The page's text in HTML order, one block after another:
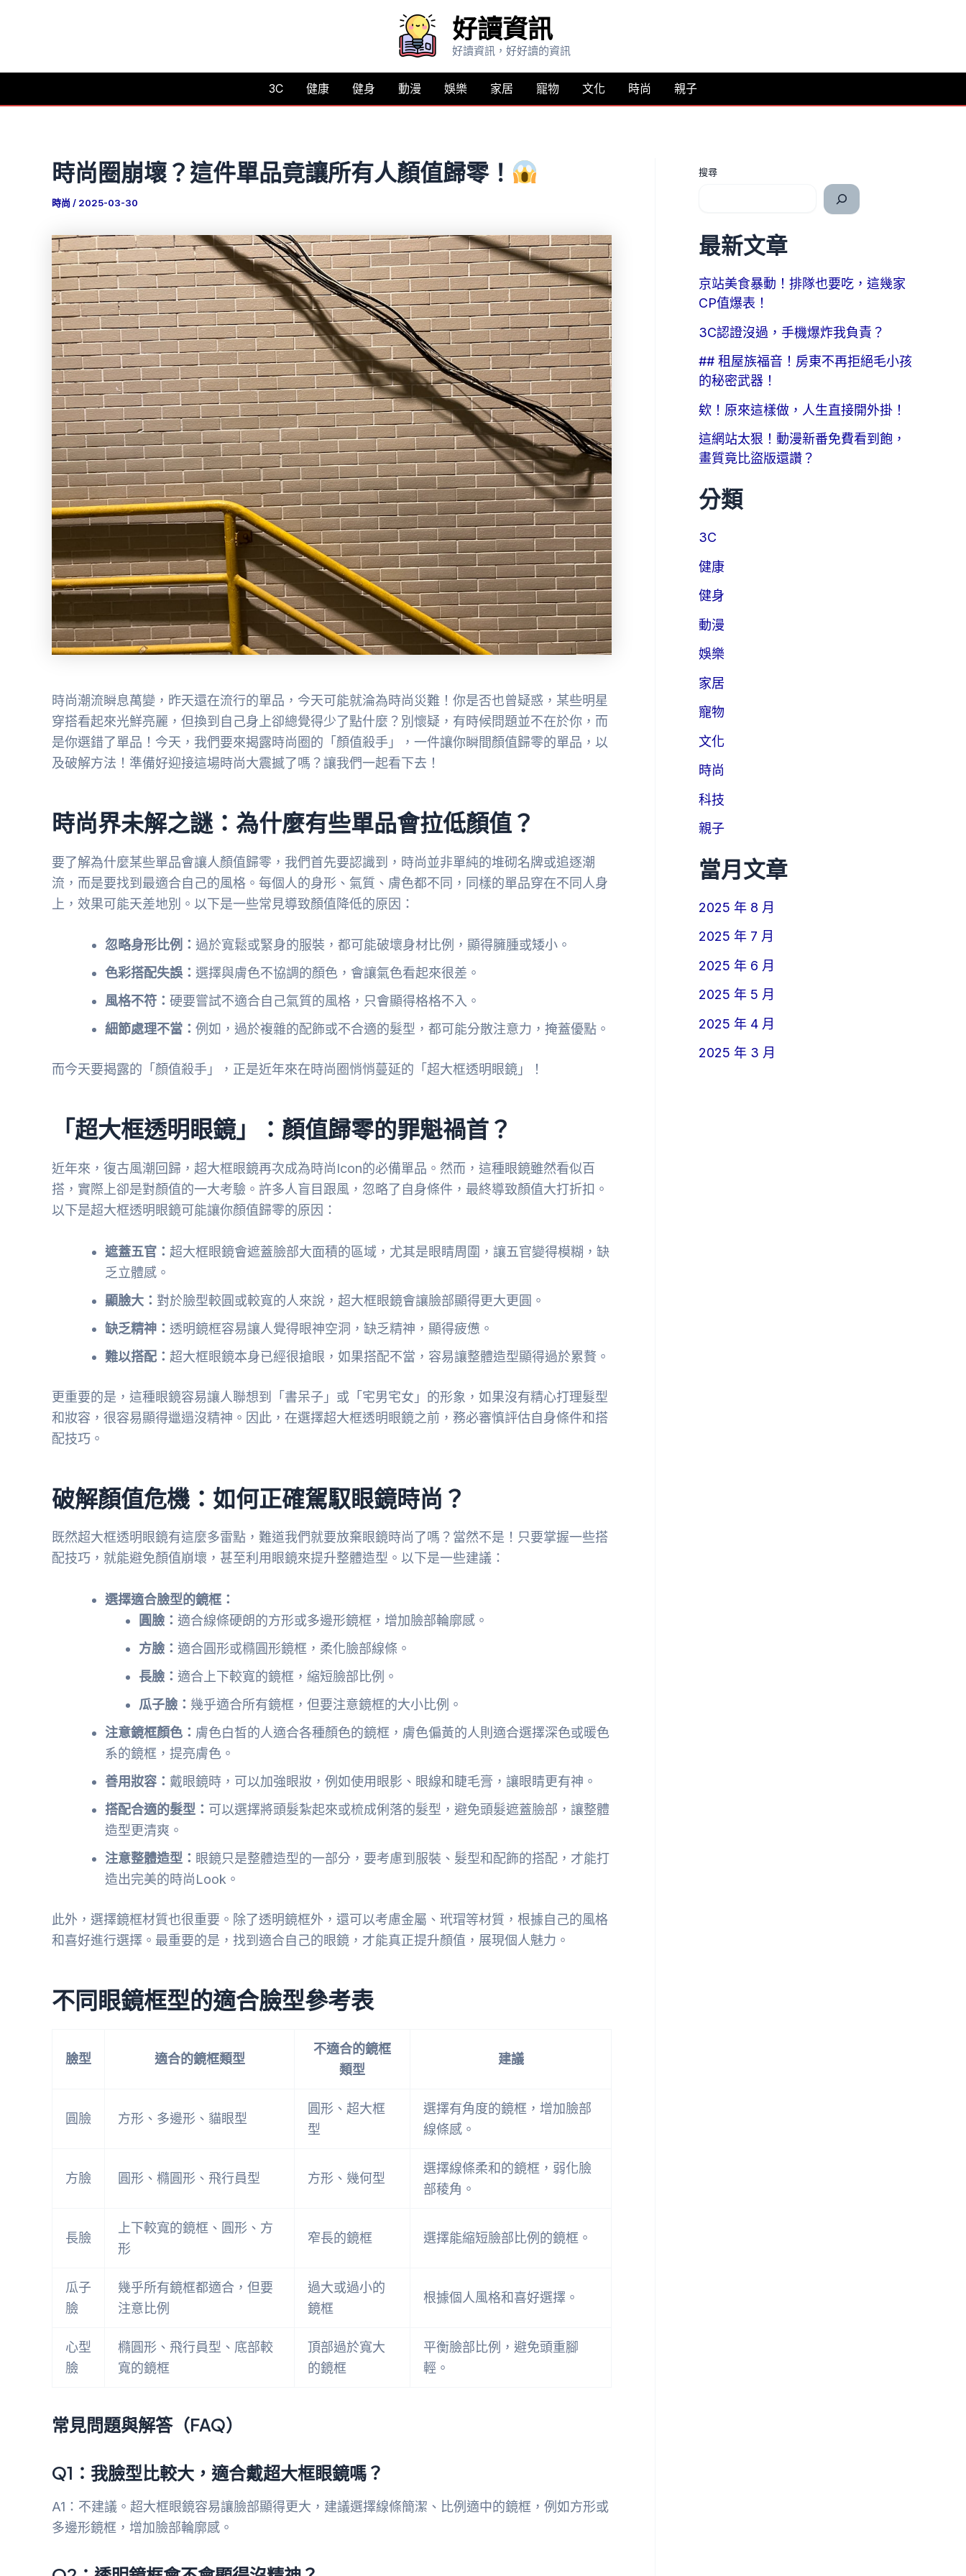
要
好讀資訊
好讀資訊，好好讀的資訊
3C 健康 健身 動漫 娛樂 家居 寵物 文化 時尚 親子
時尚圈崩壞？這件單品竟讓所有人顏值歸零！
時尚 / 2025-03-30
時尚潮流瞬息萬變，昨天還在流行的單品，今天可能就淪為時尚災難！你是否也曾疑惑，某些明星
穿搭看起來光鮮亮麗，但換到自己身上卻總覺得少了點什麼？別懷疑，有時候問題並不在於你，而
是你選錯了單品！今天，我們要來揭露時尚圈的「顏值殺手」，一件讓你瞬間顏值歸零的單品，以
及破解方法！準備好迎接這場時尚大震撼了嗎？讓我們一起看下去！
時尚界未解之謎：為什麼有些單品會拉低顏值？
要了解為什麼某些單品會讓人顏值歸零，我們首先要認識到，時尚並非單純的堆砌名牌或追逐潮
流，而是要找到最適合自己的風格。每個人的身形、氣質、膚色都不同，同樣的單品穿在不同人身
上，效果可能天差地別。以下是一些常見導致顏值降低的原因：
忽略身形比例： 過於寬鬆或緊身的服裝，都可能破壞身材比例，顯得臃腫或矮小。
色彩搭配失誤： 選擇與膚色不協調的顏色，會讓氣色看起來很差。
風格不符： 硬要嘗試不適合自己氣質的風格，只會顯得格格不入。
細節處理不當： 例如，過於複雜的配飾或不合適的髮型，都可能分散注意力，掩蓋優點。
而今天要揭露的「顏值殺手」，正是近年來在時尚圈悄悄蔓延的「超大框透明眼鏡」！
「超大框透明眼鏡」：顏值歸零的罪魁禍首？
近年來，復古風潮回歸，超大框眼鏡再次成為時尚Icon的必備單品。然而，這種眼鏡雖然看似百
搭，實際上卻是對顏值的一大考驗。許多人盲目跟風，忽略了自身條件，最終導致顏值大打折扣。
以下是超大框透明眼鏡可能讓你顏值歸零的原因：
遮蓋五官： 超大框眼鏡會遮蓋臉部大面積的區域，尤其是眼睛周圍，讓五官變得模糊，缺
乏立體感。
顯臉大： 對於臉型較圓或較寬的人來說，超大框眼鏡會讓臉部顯得更大更圓。
缺乏精神： 透明鏡框容易讓人覺得眼神空洞，缺乏精神，顯得疲憊。
難以搭配： 超大框眼鏡本身已經很搶眼，如果搭配不當，容易讓整體造型顯得過於累贅。
更重要的是，這種眼鏡容易讓人聯想到「書呆子」或「宅男宅女」的形象，如果沒有精心打理髮型
和妝容，很容易顯得邋遢沒精神。因此，在選擇超大框透明眼鏡之前，務必審慎評估自身條件和搭
配技巧。
破解顏值危機：如何正確駕馭眼鏡時尚？
既然超大框透明眼鏡有這麼多雷點，難道我們就要放棄眼鏡時尚了嗎？當然不是！只要掌握一些搭
配技巧，就能避免顏值崩壞，甚至利用眼鏡來提升整體造型。以下是一些建議：
選擇適合臉型的鏡框：
圓臉： 適合線條硬朗的方形或多邊形鏡框，增加臉部輪廓感。
方臉： 適合圓形或橢圓形鏡框，柔化臉部線條。
長臉： 適合上下較寬的鏡框，縮短臉部比例。
瓜子臉： 幾乎適合所有鏡框，但要注意鏡框的大小比例。
注意鏡框顏色： 膚色白皙的人適合各種顏色的鏡框，膚色偏黃的人則適合選擇深色或暖色
系的鏡框，提亮膚色。
善用妝容： 戴眼鏡時，可以加強眼妝，例如使用眼影、眼線和睫毛膏，讓眼睛更有神。
搭配合適的髮型： 可以選擇將頭髮紮起來或梳成俐落的髮型，避免頭髮遮蓋臉部，讓整體
造型更清爽。
注意整體造型： 眼鏡只是整體造型的一部分，要考慮到服裝、髮型和配飾的搭配，才能打
造出完美的時尚Look。
此外，選擇鏡框材質也很重要。除了透明鏡框外，還可以考慮金屬、玳瑁等材質，根據自己的風格
和喜好進行選擇。最重要的是，找到適合自己的眼鏡，才能真正提升顏值，展現個人魅力。
不同眼鏡框型的適合臉型參考表
臉型 適合的鏡框類型
不適合的鏡框
類型
建議
圓臉 方形、多邊形、貓眼型
圓形、超大框
型
選擇有角度的鏡框，增加臉部
線條感。
方臉 圓形、橢圓形、飛行員型 方形、幾何型
選擇線條柔和的鏡框，弱化臉
部稜角。
長臉
上下較寬的鏡框、圓形、方
形
窄長的鏡框 選擇能縮短臉部比例的鏡框。
瓜子
臉
幾乎所有鏡框都適合，但要
注意比例
過大或過小的
鏡框
根據個人風格和喜好選擇。
心型
臉
橢圓形、飛行員型、底部較
寬的鏡框
頂部過於寬大
的鏡框
平衡臉部比例，避免頭重腳
輕。
常見問題與解答（FAQ）
Q1：我臉型比較大，適合戴超大框眼鏡嗎？
A1：不建議。超大框眼鏡容易讓臉部顯得更大，建議選擇線條簡潔、比例適中的鏡框，例如方形或
多邊形鏡框，增加臉部輪廓感。
搜尋
最新文章
京站美食暴動！排隊也要吃，這幾家
CP值爆表！
3C認證沒過，手機爆炸我負責？
## 租屋族福音！房東不再拒絕毛小孩
的秘密武器！
欸！原來這樣做，人生直接開外掛！
這網站太狠！動漫新番免費看到飽，
畫質竟比盜版還讚？
分類
3C
健康
健身
動漫
娛樂
家居
寵物
文化
時尚
科技
親子
當月文章
2025 年 8 月
2025 年 7 月
2025 年 6 月
2025 年 5 月
2025 年 4 月
2025 年 3 月